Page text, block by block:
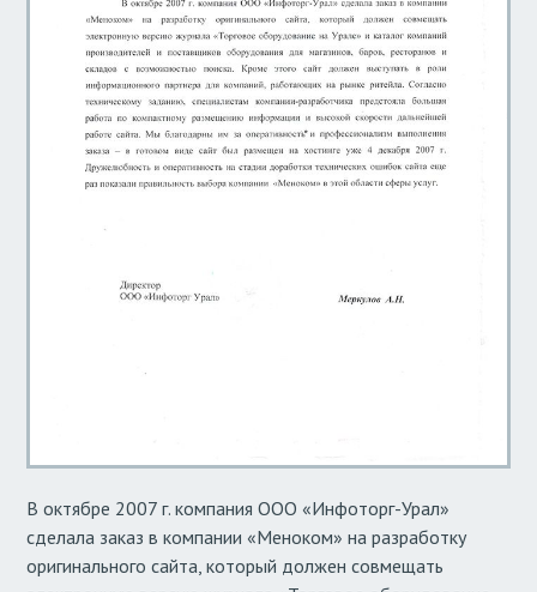
В октябре 2007 г. компания ООО «Инфоторг-Урал»
сделала заказ в компании «Меноком» на разработку
оригинального сайта, который должен совмещать